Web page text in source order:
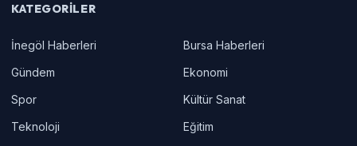
KATEGORILER
İnegöl Haberleri
Bursa Haberleri
Gündem
Ekonomi
Spor
Kültür Sanat
Teknoloji
Eğitim